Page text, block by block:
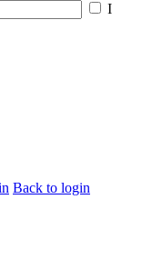
I
Back to login